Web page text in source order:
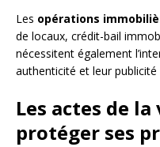
Les opérations
de locaux, crédit-bail
nécessitent également
authenticité et leur publicité
Les actes de
protéger ses